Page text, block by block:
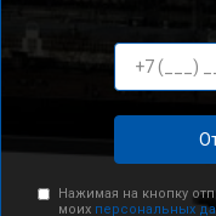
Нажимая на кнопку
моих персональных